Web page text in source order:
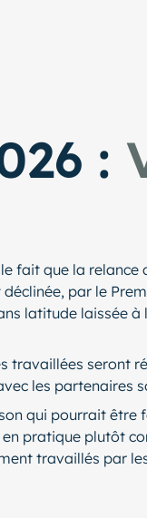
:
fait que la
par le
latitude laissée
travaillées
les partenaires
qui pourrait
pratique plutôt
travaillés par